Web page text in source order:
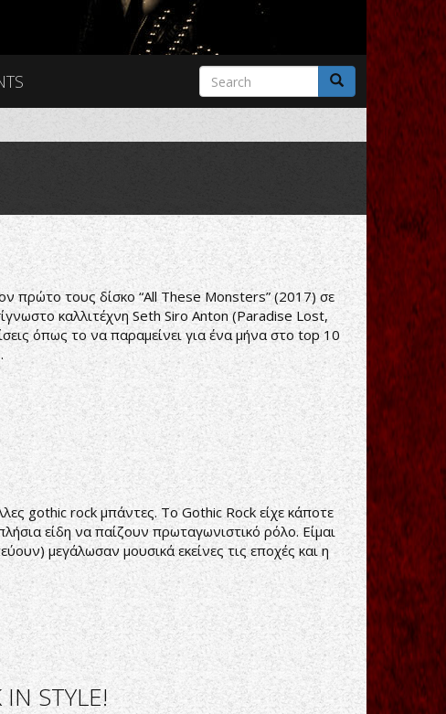
Search
form
Search
πρώτο τους δίσκο “All These Monsters” (2017) σε
καλλιτέχνη Seth Siro Anton (Paradise Lost,
όπως το να παραμείνει για ένα μήνα στο top 10
gothic rock μπάντες. Το Gothic Rock είχε κάποτε
είδη να παίζουν πρωταγωνιστικό ρόλο. Είμαι
μεγάλωσαν μουσικά εκείνες τις εποχές και η
STYLE!